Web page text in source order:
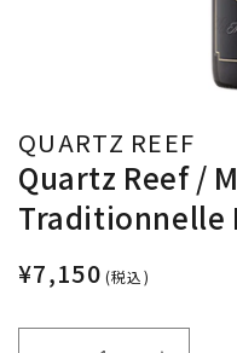
QUARTZ REEF
Quartz Reef /
Traditionnelle
¥7,150 (税込)